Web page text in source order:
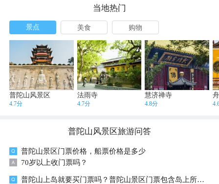
当地热门
景点 美食 购物
普陀山风景区
4.7分
法雨寺
4.7分
慧济禅寺
4.8分
普陀山风景区旅游问答
普陀山景区门票价格，船票价格是多少
70岁以上收门票吗？
普陀山上岛就要买门票吗？普陀山景区门票包含岛上所有景点吗